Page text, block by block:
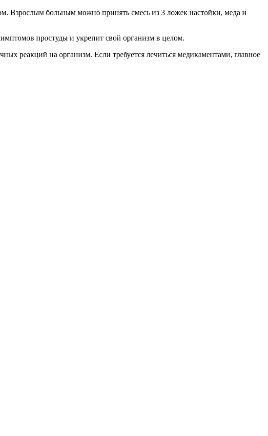
Взрослым больным можно принять смесь из 3 ложек настойки, меда и
простуды и укрепит свой организм в целом.
реакций на организм. Если требуется лечиться медикаментами, главное